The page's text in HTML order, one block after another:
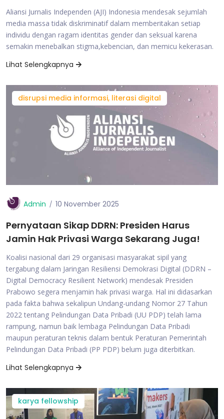
Aliansi Jurnalis Independen (AJI) Indonesia mendesak sejumlah
media massa tidak diskriminatif dalam memberitakan setiap
individu dengan ragam identitas gender dan seksual karena
semakin menebalkan stigma,kebencian, dan memicu kekerasan.
Lihat Selengkapnya
disrupsi media informasi, literasi digital
Admin 10 November 2025
Pernyataan Sikap DDRN: Presiden Harus
Jamin Hak Privasi Warga Sekarang Juga!
Koalisi nasional dari 29 organisasi masyarakat sipil yang
tergabung dalam Jaringan Resiliensi Demokrasi Digital (DDRN –
Digital Democracy Resilient Network) mendesak Presiden
Prabowo segera menjamin hak privasi warga. Hal ini didasarkan
pada fakta bahwa sekalipun Undang-undang Nomor 27 Tahun
2022 tentang Pelindungan Data Pribadi (UU PDP) telah lama
rampung, namun baik lembaga Pelindungan Data Pribadi
maupun peraturan teknis dalam bentuk Peraturan Pemerintah
Pelindungan Data Pribadi (PP PDP) belum juga diterbitkan.
Lihat Selengkapnya
karya fellowship